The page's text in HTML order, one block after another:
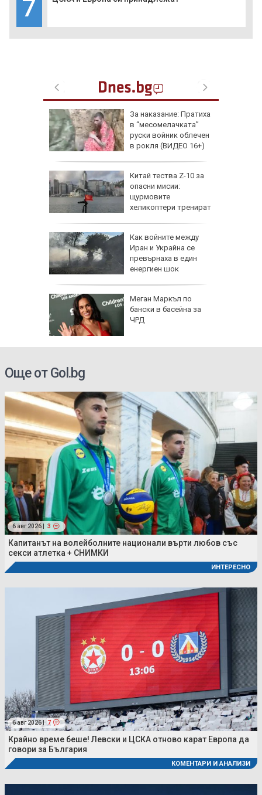
7
За наказание: Пратиха
в “месомелачката”
руски войник облечен
в рокля (ВИДЕО 16+)
Китай тества Z-10 за
опасни мисии:
щурмовите
хеликоптери тренират
Как войните между
Иран и Украйна се
превърнаха в един
енергиен шок
Меган Маркъл по
бански в басейна за
ЧРД
Още от Gol.bg
6 авг 2026 | 3
Капитанът на волейболните национали върти любов със
секси атлетка + СНИМКИ
ИНТЕРЕСНО
6 авг 2026 | 7
Крайно време беше! Левски и ЦСКА отново карат Европа да
говори за България
КОМЕНТАРИ И АНАЛИЗИ